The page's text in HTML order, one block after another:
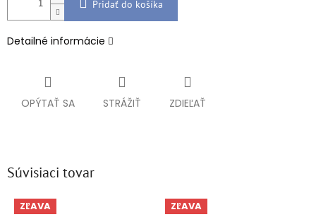
Pridať do košíka
Detailné informácie
OPÝTAŤ SA STRÁŽIŤ ZDIEĽAŤ
Súvisiaci tovar
ZĽAVA
ZĽAVA